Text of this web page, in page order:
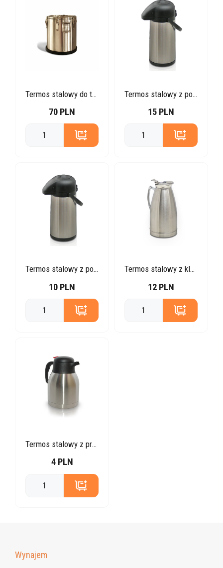
Termos stalowy do transportu 20l
70 PLN
Termos stalowy z pompką 5l
15 PLN
Termos stalowy z pompką 2,5l
10 PLN
Termos stalowy z klapką
12 PLN
Termos stalowy z przyciskiem
4 PLN
Wynajem